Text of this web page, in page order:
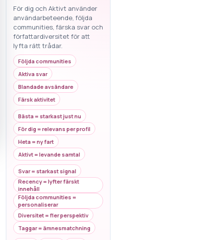
För dig och Aktivt använder
användarbeteende, följda
communities, färska svar och
författardiversitet för att
lyfta rätt trådar.
Följda communities
Aktiva svar
Blandade avsändare
Färsk aktivitet
Bästa = starkast just nu
För dig = relevans per profil
Heta = ny fart
Aktivt = levande samtal
Svar = starkast signal
Recency = lyfter färskt
innehåll
Följda communities =
personaliserar
Diversitet = fler perspektiv
Taggar = ämnesmatchning